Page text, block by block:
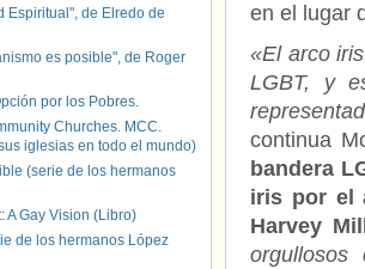
en el lugar
«El arco
LGBT, y
continua
bandera
iris por el
Harvey
Espiritual", de Elredo de
es posible", de Roger
por los Pobres.
Churches. MCC.
iglesias en todo el mundo)
(serie de los hermanos
A Gay Vision (Libro)
de los hermanos López